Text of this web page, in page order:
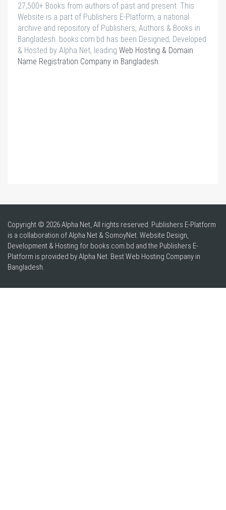
27,500+ Books from authors of past and present. This
Website is a part of Publishers E-Platform, a national
archive and repository of Publishers, Authors & Books in
Bangladesh. books.com.bd has been Designed, Developed
& Hosted by Alpha Net, leading Web Hosting & Domain
Name Registration Company in Bangladesh.
Copyright © 2026 Alpha Net, All rights reserved. Publishers E-Platform
is a collaboration of Alpha Net & SomoyNet. Website Design,
Development & Hosting for books.com.bd and the Publishers E-
Platform is provided by Alpha Net. BestWeb Hosting Company in
Bangladesh.